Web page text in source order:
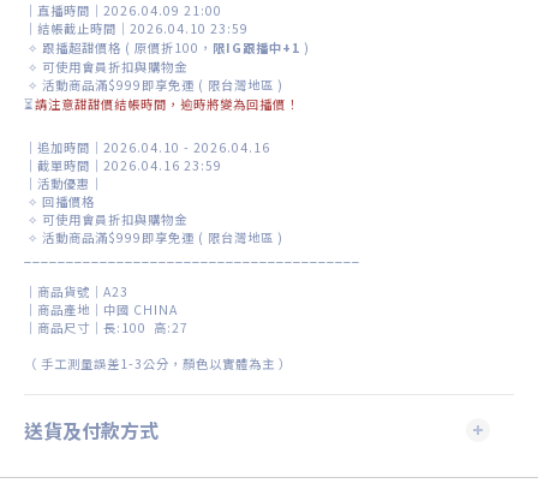
｜直播時間｜2026.04.09 21:00
｜結帳截止時間｜2026.04.10 23:59
✧ 跟播超甜價格 ( 原價折100， 限IG跟播中+1 )
✧ 可使用會員折扣與購物金
✧ 活動商品滿$999即享免運 ( 限台灣地區 )
⏳請注意甜甜價結帳時間，逾時將變為回播價！
｜追加時間｜2026.04.10 - 2026.04.16
｜截單時間｜2026.04.16 23:59
｜活動優惠｜
✧ 回播價格
✧ 可使用會員折扣與購物金
✧ 活動商品滿$999即享免運 ( 限台灣地區 )
｜商品貨號｜A23
｜商品產地｜中國 CHINA
｜商品尺寸｜長:100 高:27
（ 手工測量誤差1-3公分，顏色以實體為主 ）
送貨及付款方式